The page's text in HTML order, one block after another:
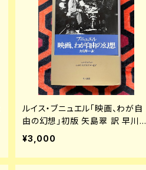
ルイス・ブニュエル「映画、わが自
由の幻想」初版 矢島翠 訳 早川書
房
¥3,000